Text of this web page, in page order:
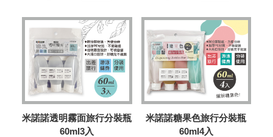
米諾諾透明霧面旅行分裝瓶
60ml3入
米諾諾糖果色旅行分裝瓶
60ml4入